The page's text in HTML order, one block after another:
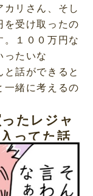
リさん、そし
受け取ったの
１００万円な
ったいな
話ができると
緒に考えるの
たレジャ
ってた話